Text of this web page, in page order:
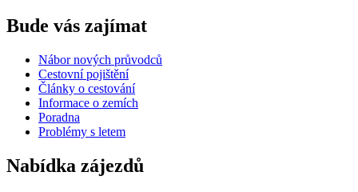
Bude vás zajímat
Nábor nových průvodců
Cestovní pojištění
Články o cestování
Informace o zemích
Poradna
Problémy s letem
Nabídka zájezdů